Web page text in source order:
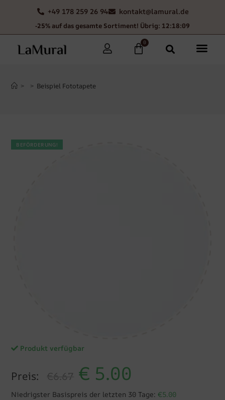
+49 178 259 26 94 kontakt@lamural.de
-25% auf das gesamte Sortiment! Übrig: 12:18:09
0
> > Beispiel Fototapete
BEFÖRDERUNG!
Produkt verfügbar
Preis: €6.67 € 5.00
Niedrigster Basispreis der letzten 30 Tage: €5.00